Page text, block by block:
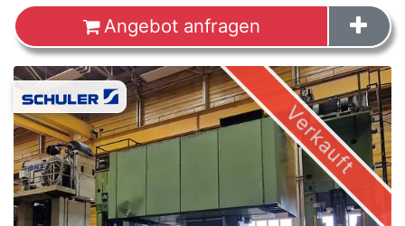
Angebot anfragen
Images
Verkauft